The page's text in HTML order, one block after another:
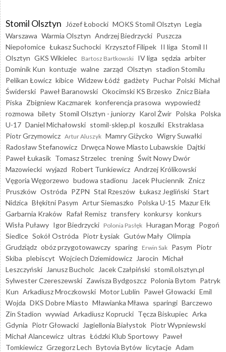
Stomil Olsztyn Józef Łobocki MOKS Stomil Olsztyn Legia
Warszawa Warmia Olsztyn Andrzej Biedrzycki Puszcza
Niepołomice Łukasz Suchocki Krzysztof Filipek II liga Stomil II
Olsztyn GKS Wikielec Bartosz Bartkowski IV liga sędzia arbiter
Dominik Kun kontuzje walne zarząd Olsztyn stadion Stomilu
Pelikan Łowicz kibice Widzew Łódź gadżety Puchar Polski Michał
Świderski Paweł Baranowski Okocimski KS Brzesko Znicz Biała
Piska Zbigniew Kaczmarek konferencja prasowa wypowiedź
rozmowa bilety Stomil Olsztyn - juniorzy Karol Żwir Polska Polska
U-17 Daniel Michałowski stomil-sklep.pl koszulki Ekstraklasa
Piotr Grzymowicz Artur Aluszyk Mamry Giżycko Wigry Suwałki
Radosław Stefanowicz Drwęca Nowe Miasto Lubawskie Dajtki
Paweł Łukasik Tomasz Strzelec trening Świt Nowy Dwór
Mazowiecki wyjazd Robert Tunkiewicz Andrzej Królikowski
Vęgoria Węgorzewo budowa stadionu Jacek Płuciennik Znicz
Pruszków Ostróda PZPN Stal Rzeszów Łukasz Jegliński Start
Nidzica Błękitni Pasym Artur Siemaszko Polska U-15 Mazur Ełk
Garbarnia Kraków Rafał Remisz transfery konkursy konkurs
Wisła Puławy Igor Biedrzycki Polonia Pasłęk Huragan Morąg Pogoń
Siedlce Sokół Ostróda Piotr Łysiak Gutów Mały Olimpia
Grudziądz obóz przygotowawczy sparing Erwin Sak Pasym Piotr
Skiba plebiscyt Wojciech Dziemidowicz Jarocin Michał
Leszczyński
Janusz Bucholc Jacek Czałpiński stomil.olsztyn.pl
Sylwester Czereszewski Zawisza Bydgoszcz Polonia Bytom Patryk
Kun Arkadiusz Mroczkowski Motor Lublin Paweł Głowacki Emil
Wojda DKS Dobre Miasto Mławianka Mława sparingi Barczewo
Zin Stadion wywiad Arkadiusz Koprucki Tęcza Biskupiec Arka
Gdynia Piotr Głowacki Jagiellonia Białystok Piotr Wypniewski
Michał Alancewicz ultras Łódzki Klub Sportowy Paweł
Tomkiewicz Grzegorz Lech Bytovia Bytów licytacje Adam